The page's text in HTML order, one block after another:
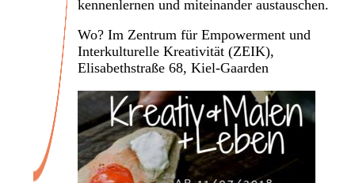
kennenlernen und miteinander austauschen.
Wo? Im Zentrum für Empowerment und
Interkulturelle Kreativität (ZEIK),
Elisabethstraße 68, Kiel-Gaarden